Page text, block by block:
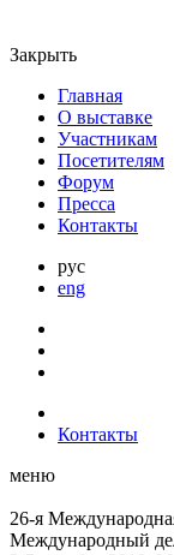
Закрыть
Главная
О выставке
Участникам
Посетителям
Форум
Пресса
Контакты
рус
eng
Контакты
меню
26-я
Международный